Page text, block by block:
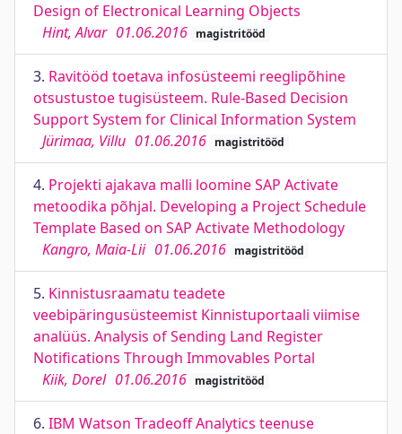
Design of Electronical Learning Objects
Hint, Alvar 01.06.2016 magistritööd
3. Ravitööd toetava infosüsteemi reeglipõhine
otsustustoe tugisüsteem. Rule-Based Decision
Support System for Clinical Information System
Jürimaa, Villu 01.06.2016 magistritööd
4. Projekti ajakava malli loomine SAP Activate
metoodika põhjal. Developing a Project Schedule
Template Based on SAP Activate Methodology
Kangro, Maia-Lii 01.06.2016 magistritööd
5. Kinnistusraamatu teadete
veebipäringusüsteemist Kinnistuportaali viimise
analüüs. Analysis of Sending Land Register
Notifications Through Immovables Portal
Kiik, Dorel 01.06.2016 magistritööd
6. IBM Watson Tradeoff Analytics teenuse